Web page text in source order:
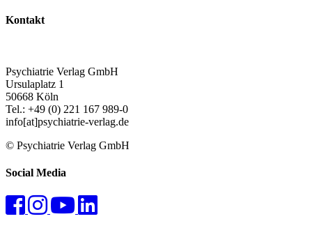
Kontakt
Psychiatrie Verlag GmbH
Ursulaplatz 1
50668 Köln
Tel.: +49 (0) 221 167 989-0
info[at]psychiatrie-verlag.de
© Psychiatrie Verlag GmbH
Social Media